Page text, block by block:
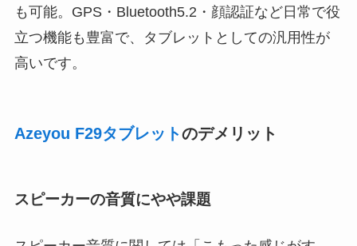
も可能。GPS・Bluetooth5.2・顔認証など日常で役
立つ機能も豊富で、タブレットとしての汎用性が
高いです。
Azeyou F29タブレットのデメリット
スピーカーの音質にやや課題